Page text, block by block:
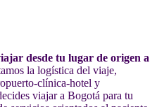
desde tu lugar de origen a
la logística del viaje,
clínica-hotel y
viajar a Bogotá para tu